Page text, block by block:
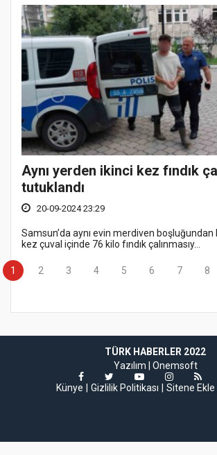
Aynı yerden ikinci kez fındık
tutuklandı
20-09-2024 23:29
Samsun’da aynı evin merdiven boşluğundan
kez çuval içinde 76 kilo fındık çalınmasıy...
1 2 3 4 5 6 7 8
TÜRK HABERLER 2022
Yazılım | Onemsoft
Künye
Gizlilik Politikası Sitene Ekle